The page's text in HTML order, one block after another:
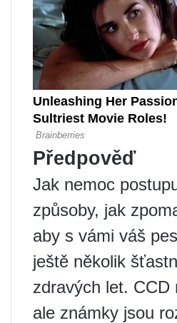
Předpověď
Jak nemoc
způsoby, jak
aby s vámi váš
ještě několik
zdravých let. CCD
ale známky jsou